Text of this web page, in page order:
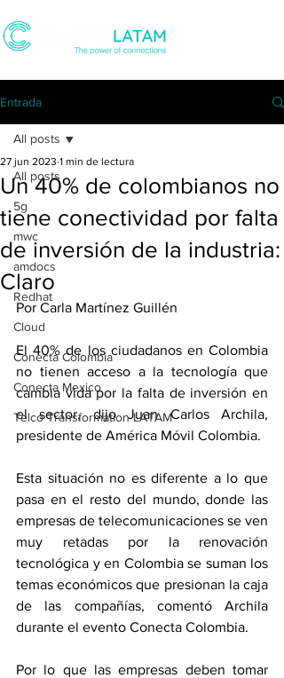
Entrada
All posts
5g
mwc
amdocs
Redhat
Cloud
Conecta Colombia
Conecta Mexico
Telco Transformation LATAM
All posts
Un 40% de colombianos no
tiene conectividad por falta
de inversión de la industria:
Claro
27 jun 2023 1 min de lectura
Por Carla Martínez Guillén
El 40% de los ciudadanos en Colombia
no tienen acceso a la tecnología que
cambia vida por la falta de inversión en
el sector, dijo Juan Carlos Archila,
presidente de América Móvil Colombia.
Esta situación no es diferente a lo que
pasa en el resto del mundo, donde las
empresas de telecomunicaciones se ven
muy retadas por la renovación
tecnológica y en Colombia se suman los
temas económicos que presionan la caja
de las compañías, comentó Archila
durante el evento Conecta Colombia.
Por lo que las empresas deben tomar